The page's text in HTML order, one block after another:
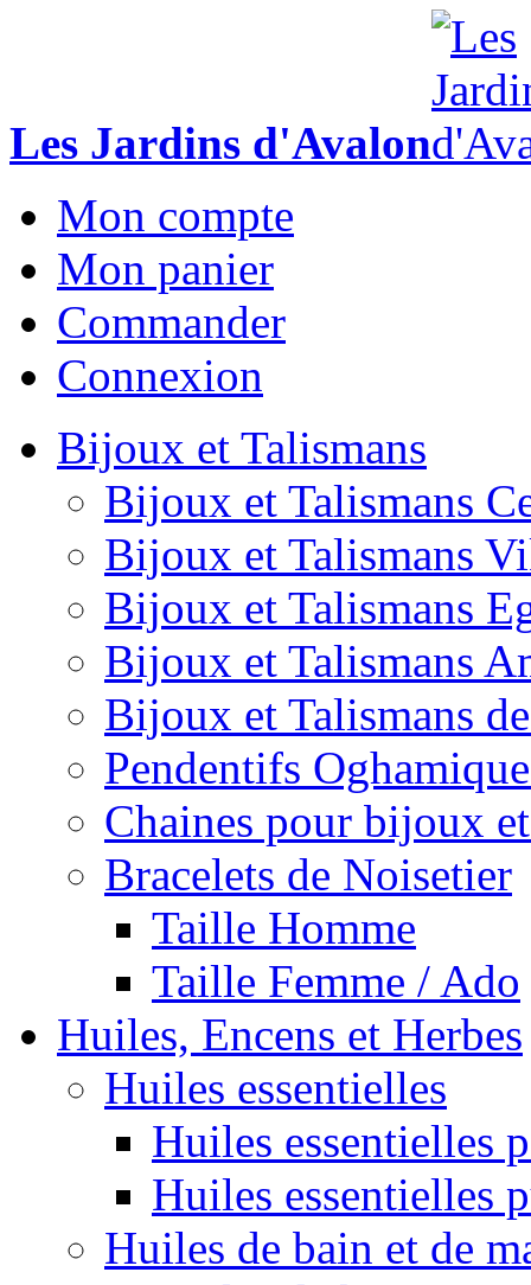
Les Jardins d'Avalon
Mon compte
Mon panier
Commander
Connexion
Bijoux et Talismans
Bijoux et Talismans
Bijoux et Talismans
Bijoux et Talismans
Bijoux et Talismans
Bijoux et Talismans
Pendentifs
Chaines pour bijoux
Bracelets de Noisetier
Taille Homme
Taille Femme / Ado
Huiles, Encens et Herbes
Huiles essentielles
Huiles essentielles
Huiles essentielles
Huiles de bain et de